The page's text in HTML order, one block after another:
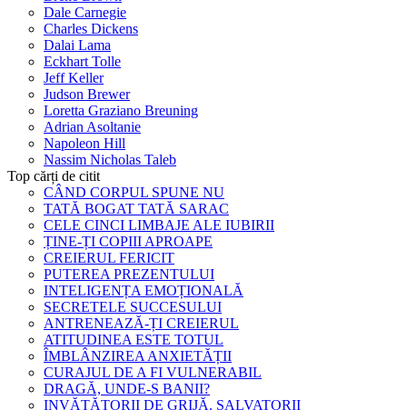
Dale Carnegie
Charles Dickens
Dalai Lama
Eckhart Tolle
Jeff Keller
Judson Brewer
Loretta Graziano Breuning
Adrian Asoltanie
Napoleon Hill
Nassim Nicholas Taleb
Top cărți de citit
CÂND CORPUL SPUNE NU
TATĂ BOGAT TATĂ SARAC
CELE CINCI LIMBAJE ALE IUBIRII
ȚINE-ȚI COPIII APROAPE
CREIERUL FERICIT
PUTEREA PREZENTULUI
INTELIGENȚA EMOȚIONALĂ
SECRETELE SUCCESULUI
ANTRENEAZĂ-ȚI CREIERUL
ATITUDINEA ESTE TOTUL
ÎMBLÂNZIREA ANXIETĂȚII
CURAJUL DE A FI VULNERABIL
DRAGĂ, UNDE-S BANII?
INVĂȚĂTORII DE GRIJĂ. SALVATORII